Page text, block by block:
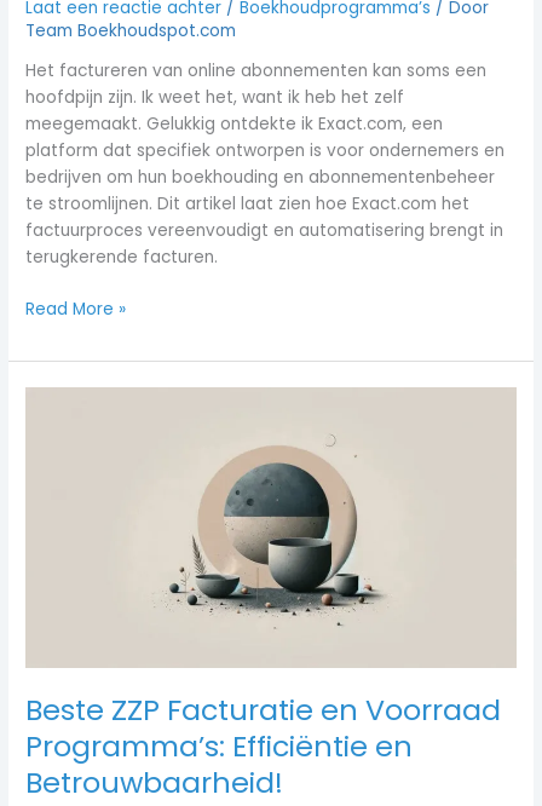
Laat een reactie achter /Boekhoudprogramma’s / Door
Team Boekhoudspot.com
Het factureren van online abonnementen kan soms een
hoofdpijn zijn. Ik weet het, want ik heb het zelf
meegemaakt. Gelukkig ontdekte ik Exact.com, een
platform dat specifiek ontworpen is voor ondernemers en
bedrijven om hun boekhouding en abonnementenbeheer
te stroomlijnen. Dit artikel laat zien hoe Exact.com het
factuurproces vereenvoudigt en automatisering brengt in
terugkerende facturen.
Read More »
Beste ZZP Facturatie en Voorraad
Programma’s: Efficiëntie en
Betrouwbaarheid!
Betrouwbaarheid!